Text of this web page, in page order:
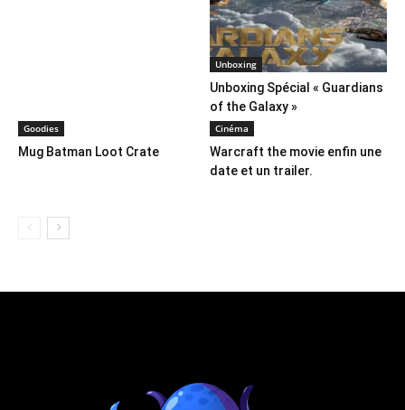
Unboxing
Unboxing Spécial « Guardians
of the Galaxy »
Goodies
Mug Batman Loot Crate
Cinéma
Warcraft the movie enfin une
date et un trailer.